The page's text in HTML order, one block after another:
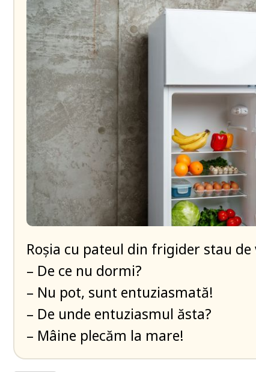
Roșia cu pateul din frigider stau de
– De ce nu dormi?
– Nu pot, sunt entuziasmată!
– De unde entuziasmul ăsta?
– Mâine plecăm la mare!